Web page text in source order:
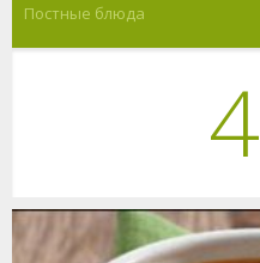
Постные блюда
4